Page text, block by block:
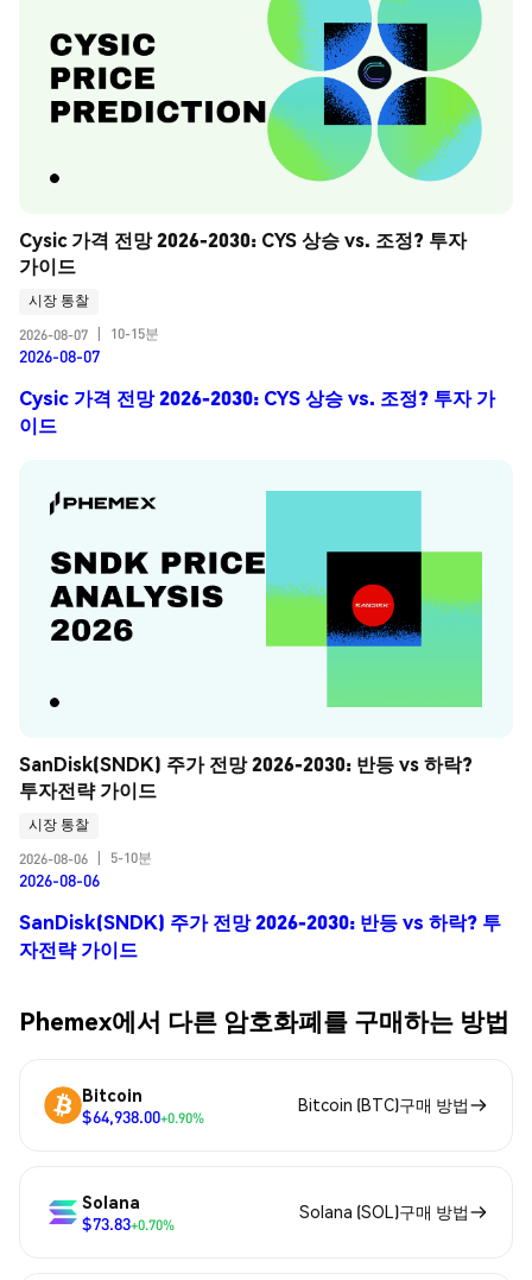
Cysic 가격 전망 2026-2030: CYS 상승 vs. 조정? 투자
가이드
시장 통찰
2026-08-07
10-15분
2026-08-07
Cysic 가격 전망 2026-2030: CYS 상승 vs. 조정? 투자 가
이드
SanDisk(SNDK) 주가 전망 2026-2030: 반등 vs 하락?
투자전략 가이드
시장 통찰
2026-08-06
5-10분
2026-08-06
SanDisk(SNDK) 주가 전망 2026-2030: 반등 vs 하락? 투
자전략 가이드
Phemex에서 다른 암호화폐를 구매하는 방법
Bitcoin
$64,938.00+0.90%
Bitcoin (BTC)구매 방법
Solana
$73.83+0.70%
Solana (SOL)구매 방법